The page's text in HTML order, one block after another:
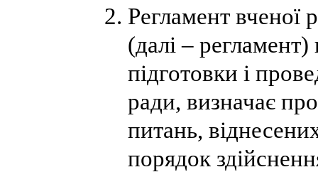
Регламент
(далі –
підготовки і
ради, визначає
питань,
порядок